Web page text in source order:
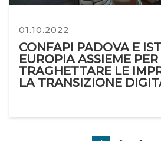
01.10.2022
CONFAPI PADOVA E
EUROPIA ASSIEME PER
TRAGHETTARE LE
LA TRANSIZIONE